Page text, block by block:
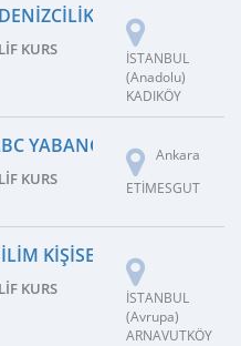
EĞITIM KURSU
KURS
İSTANBUL
(Anadolu)
KADIKÖY
YABANCI DIL KURSU
KURS
Ankara
ETİMESGUT
KIŞISEL GELIŞIM
KURS
İSTANBUL
(Avrupa)
ARNAVUTKÖY